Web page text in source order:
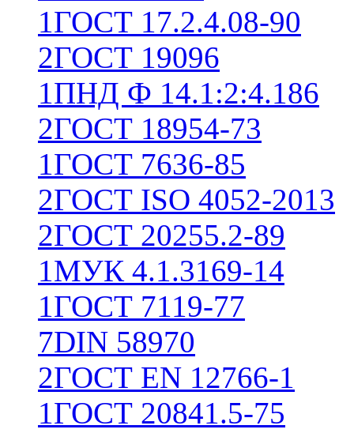
1ГОСТ 17.2.4.08-90
2ГОСТ 19096
1ПНД Ф 14.1:2:4.186
2ГОСТ 18954-73
1ГОСТ 7636-85
2ГОСТ ISO 4052-2013
2ГОСТ 20255.2-89
1МУК 4.1.3169-14
1ГОСТ 7119-77
7DIN 58970
2ГОСТ EN 12766-1
1ГОСТ 20841.5-75